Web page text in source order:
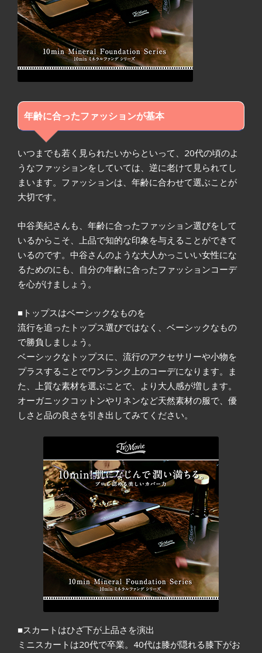
年齢に合ったファッションが基本
いつまでも若く見られたいからといって、20代の頃のよ
うなファッションをしていては、逆に老けて見られてし
まいます。ファッションは、年齢に合わせて選ぶことが
大切です。
中谷美紀さんも、年齢に合ったファッション選びをして
いるからこそ、上品で知的な印象を与えることができて
いるのです。中谷さんのような大人かっこいい女性にな
るためのにも、自分の年齢に合ったファッションコーデ
を心がけましょう。
■トップスはベーシックなものを
流行を追ったトップス選びではなく、ベーシックなもの
で勝負しましょう。
ベーシックなトップスに、流行のアクセサリーや小物を
プラスすることでワンランク上のコーデになります。ま
た、上質な素材を選ぶことで、より大人感が増します。
オーガニックコットンやリネンなど天然素材の服で、優
しさと品の良さを引き出してみてください。
■スカートはひざ下が上品さを演出
ミニスカートは20代で卒業。40代は膝が隠れる膝下がお